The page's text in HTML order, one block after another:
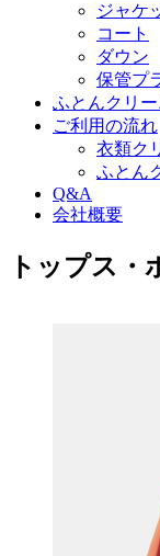
ジャケ
コート
ダウン
保管プ
ふとんクリ
ご利用の流れ
衣類ク
ふとん
Q&A
会社概要
トップス・